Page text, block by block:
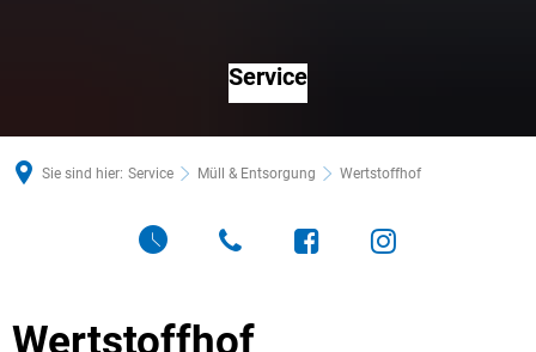
Service
Sie sind hier: Service Müll & Entsorgung Wertstoffhof
Wertstoffhof
Wertstoffhof